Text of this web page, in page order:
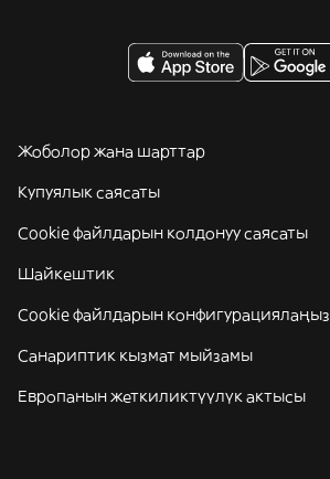
Жоболор жана шарттар
Купуялык саясаты
Cookie файлдарын колдонуу саясаты
Шайкештик
Cookie файлдарын конфигурациялаңыз
Санариптик кызмат мыйзамы
Европанын жеткиликтүүлүк актысы